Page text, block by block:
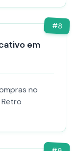
#8
em
no